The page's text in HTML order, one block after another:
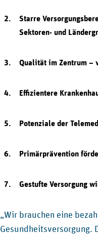
2.
Starre
Sektoren- und
3. Qualität im Zentrum –
4. Effizientere
5. Potenziale der
6. Primärprävention
7. Gestufte Versorgung
„Wir brauchen eine
Gesundheitsversorgung.